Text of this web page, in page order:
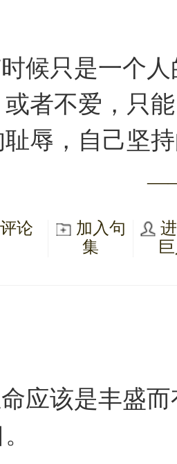
候只是一个
者不爱，只
辱，自己坚
评论
加入句
集
应该是丰盛